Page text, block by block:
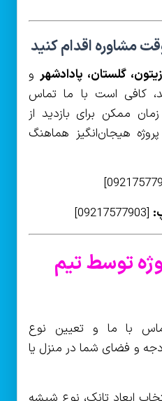
مشاوره اقدام کنید
گلستان، پادادشهرو
کافی است با ما تماس
ممکن برای بازدید از
هیجان‌انگیز هماهنگ
[09217577903]
توسط تیم
با ما و تعیین نوع
و فضای شما در منزل یا